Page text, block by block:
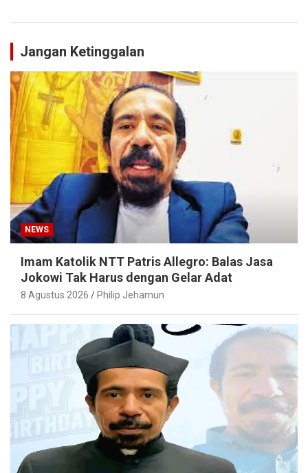
Jangan Ketinggalan
NEWS
Imam Katolik NTT Patris Allegro: Balas Jasa
Jokowi Tak Harus dengan Gelar Adat
8 Agustus 2026 Philip Jehamun